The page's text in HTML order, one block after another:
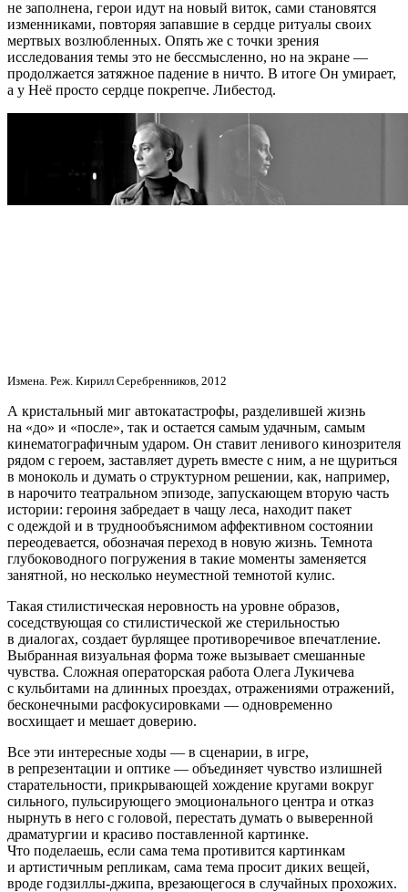
не заполнена, герои идут на новый виток, сами становятся
изменниками, повторяя запавшие в сердце ритуалы своих
мертвых возлюбленных. Опять же с точки зрения
исследования темы это не бессмысленно, но на экране —
продолжается затяжное падение в ничто. В итоге Он умирает,
а у Неё просто сердце покрепче. Либестод.
Измена. Реж. Кирилл Серебренников, 2012
А кристальный миг автокатастрофы, разделившей жизнь
на «до» и «после», так и остается самым удачным, самым
кинематографичным ударом. Он ставит ленивого кинозрителя
рядом с героем, заставляет дуреть вместе с ним, а не щуриться
в моноколь и думать о структурном решении, как, например,
в нарочито театральном эпизоде, запускающем вторую часть
истории: героиня забредает в чащу леса, находит пакет
с одеждой и в труднообъяснимом аффективном состоянии
переодевается, обозначая переход в новую жизнь. Темнота
глубоководного погружения в такие моменты заменяется
занятной, но несколько неуместной темнотой кулис.
Такая стилистическая неровность на уровне образов,
соседствующая со стилистической же стерильностью
в диалогах, создает бурлящее противоречивое впечатление.
Выбранная визуальная форма тоже вызывает смешанные
чувства. Сложная операторская работа Олега Лукичева
с кульбитами на длинных проездах, отражениями отражений,
бесконечными расфокусировками — одновременно
восхищает и мешает доверию.
Все эти интересные ходы — в сценарии, в игре,
в репрезентации и оптике — объединяет чувство излишней
старательности, прикрывающей хождение кругами вокруг
сильного, пульсирующего эмоционального центра и отказ
нырнуть в него с головой, перестать думать о выверенной
драматургии и красиво поставленной картинке.
Что поделаешь, если сама тема противится картинкам
и артистичным репликам, сама тема просит диких вещей,
вроде годзиллы-джипа, врезающегося в случайных прохожих.